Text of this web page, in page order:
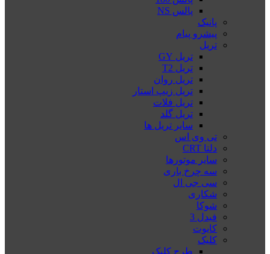
پالس NS
پانیک
پیشرو پیام
تریل
تریل GY
تریل T2
تریل روان
تریل زیپ استار
تریل فلات
تریل گلد
سایر تریل ها
تی وی اس
دلتا CRT
سایر موتورها
سه چرخ باری
سی جی ال
شکاری
شوکا
فیدل 3
کایوت
کلیک
طرح کلیک